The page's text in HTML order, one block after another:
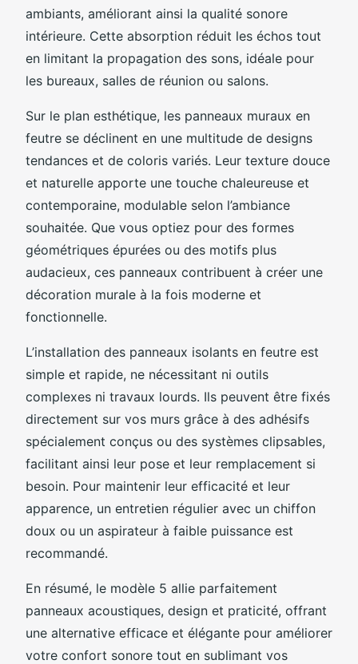
ambiants, améliorant ainsi la qualité sonore
intérieure. Cette absorption réduit les échos tout
en limitant la propagation des sons, idéale pour
les bureaux, salles de réunion ou salons.
Sur le plan esthétique, les panneaux muraux en
feutre se déclinent en une multitude de designs
tendances et de coloris variés. Leur texture douce
et naturelle apporte une touche chaleureuse et
contemporaine, modulable selon l’ambiance
souhaitée. Que vous optiez pour des formes
géométriques épurées ou des motifs plus
audacieux, ces panneaux contribuent à créer une
décoration murale à la fois moderne et
fonctionnelle.
L’installation des panneaux isolants en feutre est
simple et rapide, ne nécessitant ni outils
complexes ni travaux lourds. Ils peuvent être fixés
directement sur vos murs grâce à des adhésifs
spécialement conçus ou des systèmes clipsables,
facilitant ainsi leur pose et leur remplacement si
besoin. Pour maintenir leur efficacité et leur
apparence, un entretien régulier avec un chiffon
doux ou un aspirateur à faible puissance est
recommandé.
En résumé, le modèle 5 allie parfaitement
panneaux acoustiques, design et praticité, offrant
une alternative efficace et élégante pour améliorer
votre confort sonore tout en sublimant vos